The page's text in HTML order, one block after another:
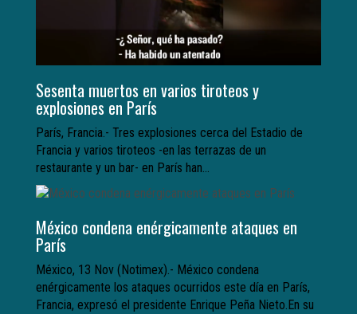
Sesenta muertos en varios tiroteos y
explosiones en París
París, Francia.- Tres explosiones cerca del Estadio de
Francia y varios tiroteos -en las terrazas de un
restaurante y un bar- en París han...
México condena enérgicamente ataques en
París
México, 13 Nov (Notimex).- México condena
enérgicamente los ataques ocurridos este día en París,
Francia, expresó el presidente Enrique Peña Nieto.En su